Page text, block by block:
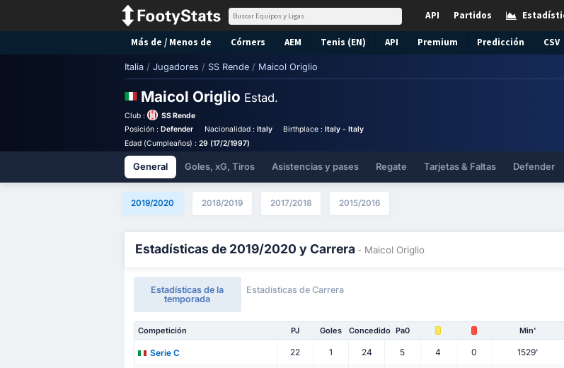
Partidos
API
Más de / Menos de Córners AEM Tenis (EN) API Premium Predicción CSV
Italia / Jugadores / SS Rende / Maicol Origlio
Maicol Origlio Estad.
Club :
SS Rende
Posición : Defender Nacionalidad : Italy Birthplace :Italy - Italy
Edad (Cumpleaños) : 29 (17/2/1997)
General Goles, xG, Tiros Asistencias y pases Regate Tarjetas & Faltas Defender
2019/2020 2018/2019 2017/2018 2015/2016
Estadísticas de 2019/2020 y Carrera - Maicol Origlio
Estadísticas de la
temporada
Estadísticas de Carrera
Competición PJ Goles Concedido Pa0 Min'
Serie C 22 1 24 5 4 0 1529'